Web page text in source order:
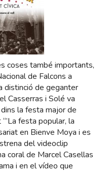
coses també importants,
de Falcons a
distinció de geganter
Casserras i Solé va
la festa major de
festa popular, la
en Bienve Moya i es
del videoclip
coral de Marcel Casellas
i en el vídeo que